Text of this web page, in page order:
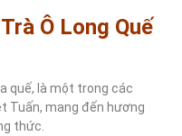
Ô Long Quế
quế, là một trong các
Tuấn, mang đến hương
thức.